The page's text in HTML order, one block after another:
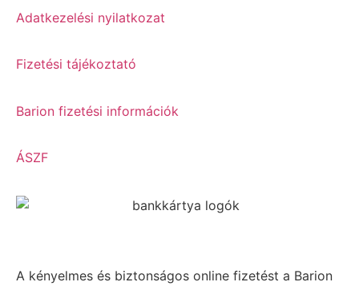
Adatkezelési nyilatkozat
Fizetési tájékoztató
Barion fizetési információk
ÁSZF
A kényelmes és biztonságos online fizetést a Barion